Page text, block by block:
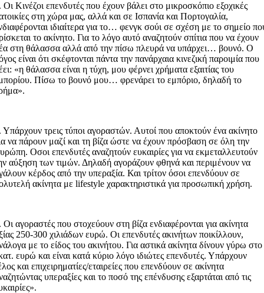
Οι Κινέζοι επενδυτές που έχουν βάλει στο μικροσκόπιο εξοχικές
στη χώρα μας, αλλά και σε Ισπανία και Πορτογαλία,
ιδιαίτερα για το… φενγκ σούι σε σχέση με το σημείο
το ακίνητο. Για το λόγο αυτό αναζητούν σπίτια που να έχουν
στη θάλασσα αλλά από την πίσω πλευρά να υπάρχει… βουνό. Ο
είναι ότι σκέφτονται πάντα την πανάρχαια κινεζική παροιμία που
«η θάλασσα είναι η τύχη, μου φέρνει χρήματα εξαιτίας του
Πίσω το βουνό μου… φρενάρει το εμπόριο, δηλαδή το
Υπάρχουν τρεις τύποι αγοραστών. Αυτοί που αποκτούν ένα ακίνητο
να πάρουν μαζί και τη βίζα ώστε να έχουν πρόσβαση σε όλη την
Οσοι επενδυτές αναζητούν ευκαιρίες για να εκμεταλλευτούν
αύξηση των τιμών. Δηλαδή αγοράζουν φθηνά και περιμένουν να
κέρδος από την υπεραξία. Και τρίτον όσοι επενδύουν σε
ακίνητα με lifestyle χαρακτηριστικά για προσωπική χρήση.
Οι αγοραστές που στοχεύουν στη βίζα ενδιαφέρονται για ακίνητα
250-300 χιλιάδων ευρώ. Οι επενδυτές ακινήτων ποικίλλουν,
με το είδος του ακινήτου. Για αστικά ακίνητα δίνουν γύρω
ευρώ και είναι κατά κύριο λόγο ιδιώτες επενδυτές. Υπάρχουν
και επιχειρηματίες/εταιρείες που επενδύουν σε ακίνητα
υπεραξίες και το ποσό της επένδυσης εξαρτάται από τις